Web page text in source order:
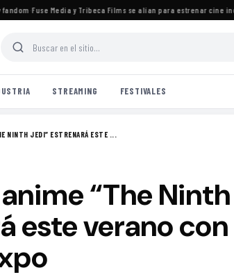
·Fuse Media y Tribeca Films se alían para estrenar cine
STREAMING FESTIVALES
NINTH JEDI” ESTRENARÁ ESTE ...
“The
este verano